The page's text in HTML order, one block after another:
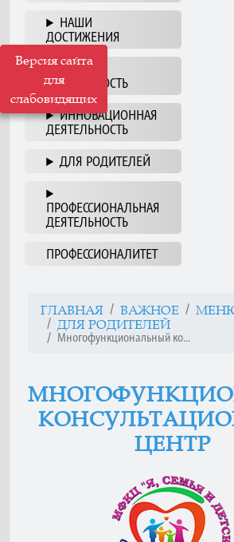
Версия сайта
для
слабовидящих
НАШИ
ДОСТИЖЕНИЯ
НАША
ДЕЯТЕЛЬНОСТЬ
ИННОВАЦИОННАЯ
ДЕЯТЕЛЬНОСТЬ
ДЛЯ РОДИТЕЛЕЙ
ПРОФЕССИОНАЛЬНАЯ
ДЕЯТЕЛЬНОСТЬ
ПРОФЕССИОНАЛИТЕТ
ГЛАВНАЯ ВАЖНОЕ
ДЛЯ РОДИТЕЛЕЙ
Многофункциональный ко...
ЦЕНТР